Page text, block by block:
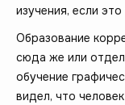
изучения, если это
Образование
сюда же или
обучение
видел, что